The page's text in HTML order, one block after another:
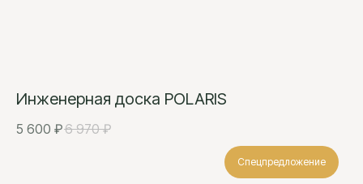
Инженерная доска POLARIS
5 600 ₽6 970 ₽
Спецпредложение